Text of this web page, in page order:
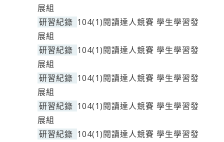
展組
研習紀錄 104(1)閱讀達人競賽 學生學習發
展組
研習紀錄 104(1)閱讀達人競賽 學生學習發
展組
研習紀錄 104(1)閱讀達人競賽 學生學習發
展組
研習紀錄 104(1)閱讀達人競賽 學生學習發
展組
研習紀錄 104(1)閱讀達人競賽 學生學習發